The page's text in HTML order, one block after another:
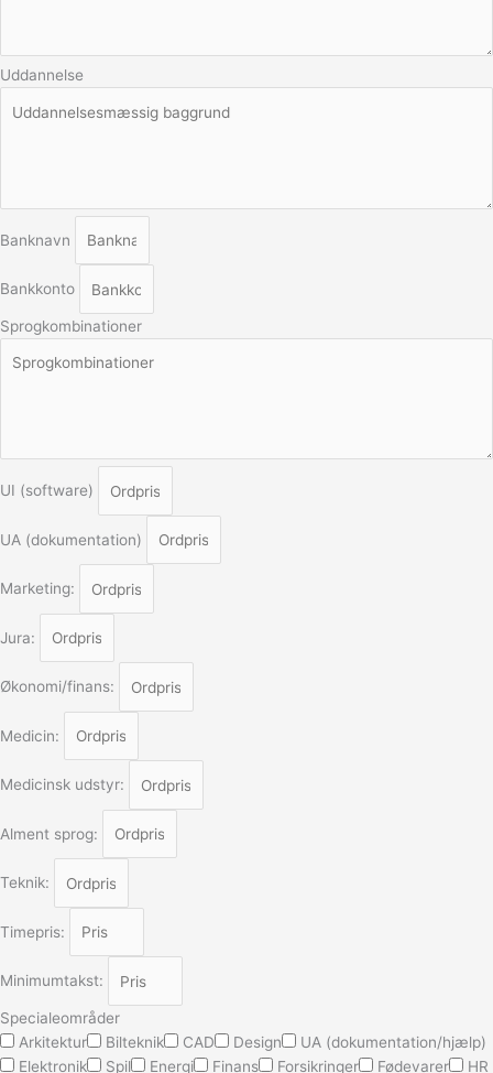
Uddannelse
Banknavn
Bankkonto
Sprogkombinationer
UI (software)
UA (dokumentation)
Marketing:
Jura:
Økonomi/finans:
Medicin:
Medicinsk udstyr:
Alment sprog:
Teknik:
Timepris:
Minimumtakst:
Specialeområder
Arkitektur
Bilteknik CAD Design
UA (dokumentation/hjælp)
Elektronik
Spil Energi Finans Forsikringer Fødevarer HR